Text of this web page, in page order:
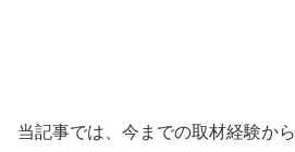
当記事では、今までの取材経験から